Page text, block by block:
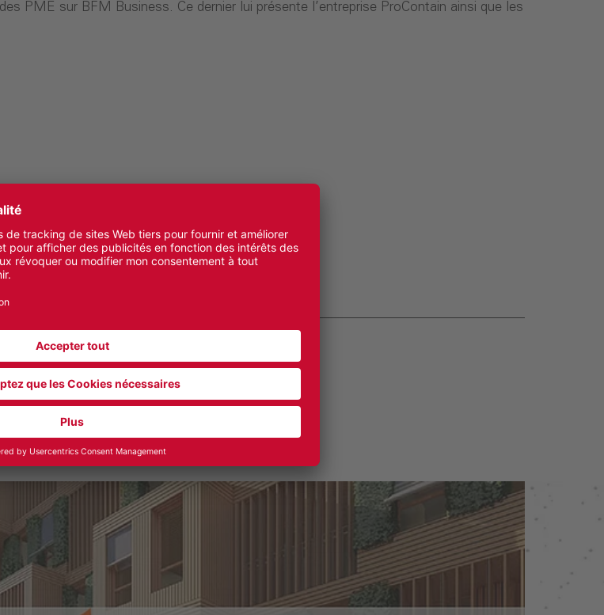
PME sur BFM Business. Ce dernier lui présente l’entreprise ProContain ainsi que les